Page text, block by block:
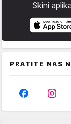
Skini
PRATITE NAS